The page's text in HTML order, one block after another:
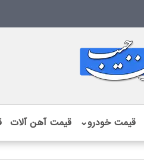
قیمت خودرو⌄ قیمت آهن آلات